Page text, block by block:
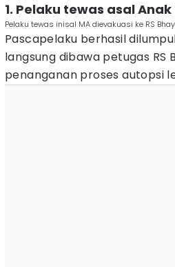
1. Pelaku tewas asal
Pelaku tewas inisal MA dievakuasi ke RS
Pascapelaku berhasil
langsung dibawa petugas RS
penanganan proses autopsi